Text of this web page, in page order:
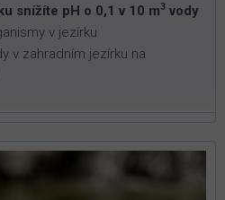
snížíte pH o 0,1 v 10 m3 vody
v jezírku
v zahradním jezírku na